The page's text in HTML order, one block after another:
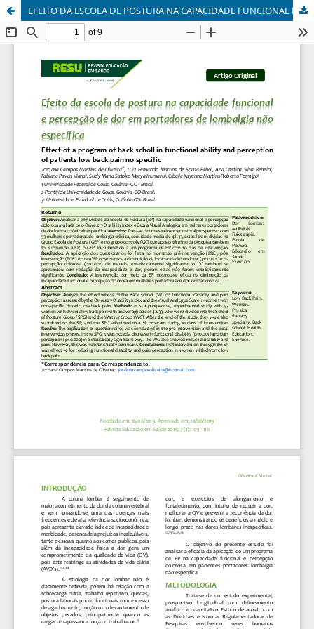
EFEITO DA ESCOLA DE POSTURA NA CAPACIDADE FUNCIONAL E PERCEPÇÃO DE DOR EM PORTADORES DE LOMBALGIA NÃO ESPECÍFICA